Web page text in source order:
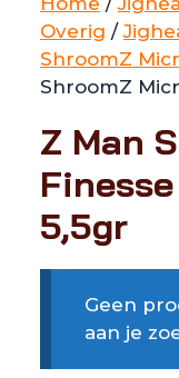
Overig /
ShroomZ
ShroomZ
Z Man
5,5gr
Geen
aan je